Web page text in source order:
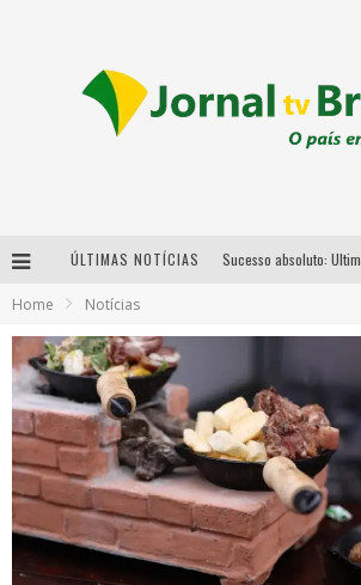
ÚLTIMAS NOTÍCIAS
Home Notícias